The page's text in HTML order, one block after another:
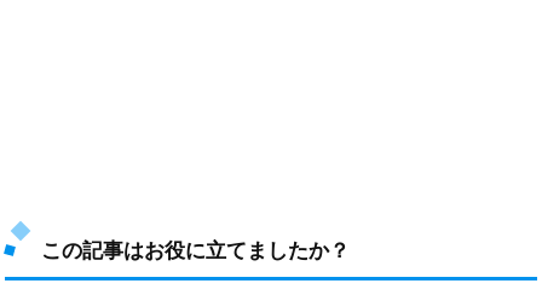
この記事はお役に立てましたか？